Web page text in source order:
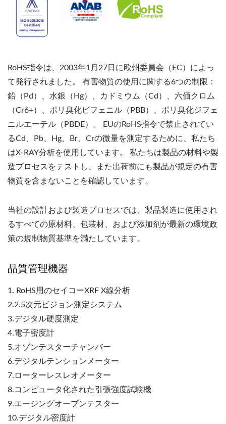
RoHS指令は、2003年1月27日に欧州委員会（EC）によっ
て発行されました。 有害物質の使用に関する6つの制限：
鉛（Pd）、水銀（Hg）、カドミウム（Cd）、六価クロム
（Cr6+）、ポリ臭化ビフェニル（PBB）、ポリ臭化ジフェ
ニルエーテル（PBDE）。 EUのRoHS指令で禁止されてい
るCd、Pb、Hg、Br、Crの微量を測定するために、私たち
はX-RAY分析を使用しています。 私たちは製品の材料や製
造プロセスをテストし、また出荷前にも製品が規定の有害
物質を含まないことを確認しています。
当社の設計および製造プロセスでは、製品製造に使用され
るすべての原材料、包装材、および添加剤が最新の環境政
策の規制物質基準を満たしています。
品質管理機器
1. RoHS用のセイコーXRF X線分析
2.2.5次元ビジョン測定システム
3.デジタル硬度測定
4.電子密度計
5.オゾンテスターチャンバー
6.デジタルテンションメーター
7.ローターレスレオメーター
8.コンピュータ化された引張強度試験機
9.エージングオーブンテスター
10.デジタル密度計